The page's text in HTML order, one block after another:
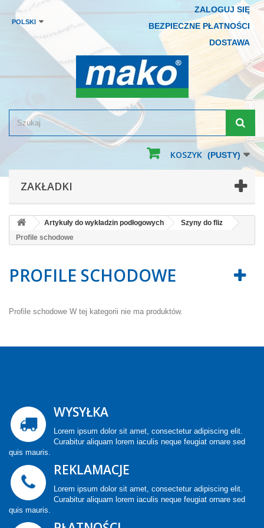
ZALOGUJ SIĘ
BEZPIECZNE PŁATNOŚCI
DOSTAWA
POLSKI
KOSZYK (PUSTY)
ZAKŁADKI
Artykuły do wykładzin podłogowych
Szyny do fliz
Profile schodowe
PROFILE SCHODOWE
Profile schodowe W tej kategorii nie ma produktów.
WYSYŁKA
Lorem ipsum dolor sit amet, consectetur adipiscing elit.
Curabitur aliquam lorem iaculis neque feugiat ornare sed
quis mauris.
REKLAMACJE
Lorem ipsum dolor sit amet, consectetur adipiscing elit.
Curabitur aliquam lorem iaculis neque feugiat ornare sed
quis mauris.